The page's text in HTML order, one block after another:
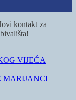
kontakt za
VIJEĆA
MARIJANCI